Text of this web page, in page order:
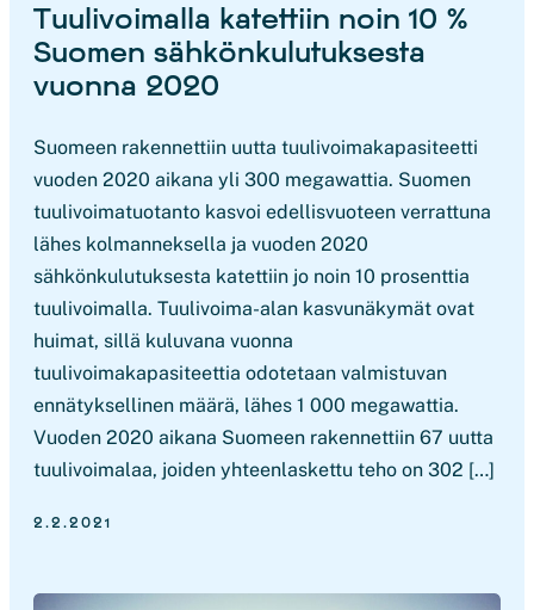
Tuulivoimalla katettiin noin 10 %
Suomen sähkönkulutuksesta
vuonna 2020
Suomeen rakennettiin uutta tuulivoimakapasiteetti
vuoden 2020 aikana yli 300 megawattia. Suomen
tuulivoimatuotanto kasvoi edellisvuoteen verrattuna
lähes kolmanneksella ja vuoden 2020
sähkönkulutuksesta katettiin jo noin 10 prosenttia
tuulivoimalla. Tuulivoima-alan kasvunäkymät ovat
huimat, sillä kuluvana vuonna
tuulivoimakapasiteettia odotetaan valmistuvan
ennätyksellinen määrä, lähes 1 000 megawattia.
Vuoden 2020 aikana Suomeen rakennettiin 67 uutta
tuulivoimalaa, joiden yhteenlaskettu teho on 302 […]
2.2.2021